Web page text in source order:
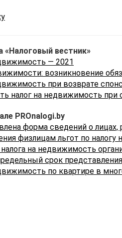
«Налоговый вестник»
— 2021
возникновение
при возврате
налог на недвижимость при
PROnalogi.by
форма сведений о
физлицам льгот по
на недвижимость
срок
по квартире в